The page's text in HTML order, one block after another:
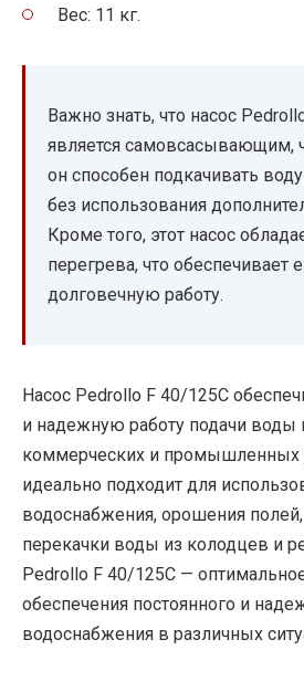
Вес: 11 кг.
Важно знать, что насос
является самовсасывающим,
он способен подкачивать
без использования
Кроме того, этот насос
перегрева, что обеспечивает
долговечную работу.
Насос Pedrollo F 40/125C
и надежную работу подачи
коммерческих и промышленных
идеально подходит для
водоснабжения, орошения
перекачки воды из колодцев и
Pedrollo F 40/125C —
обеспечения постоянного и
водоснабжения в различных